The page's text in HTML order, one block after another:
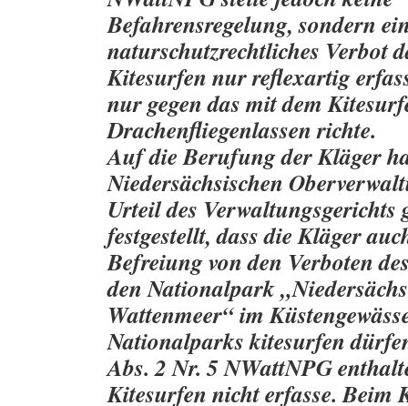
Befahrensregelung, sondern
naturschutzrechtliches Verbot
Kitesurfen nur reflexartig
nur gegen das mit dem
Drachenfliegenlassen richte.
Auf die Berufung der Kläger
Niedersächsischen
Urteil des Verwaltungsgerichts
festgestellt, dass die Kläger
Befreiung von den Verboten
den Nationalpark
Wattenmeer“ im
Nationalparks kitesurfen
Abs. 2 Nr. 5 NWattNPG
Kitesurfen nicht erfasse. Beim